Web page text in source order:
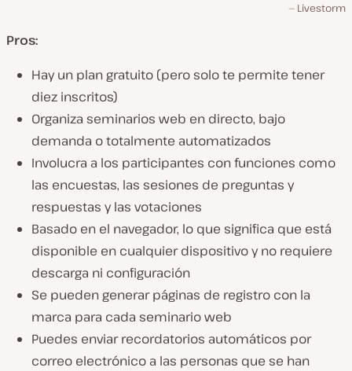
Livestorm
Pros:
Hay un plan gratuito (pero solo te permite tener
diez inscritos)
Organiza seminarios web en directo, bajo
demanda o totalmente automatizados
Involucra a los participantes con funciones como
las encuestas, las sesiones de preguntas y
respuestas y las votaciones
Basado en el navegador, lo que significa que está
disponible en cualquier dispositivo y no requiere
descarga ni configuración
Se pueden generar páginas de registro con la
marca para cada seminario web
Puedes enviar recordatorios automáticos por
correo electrónico a las personas que se han